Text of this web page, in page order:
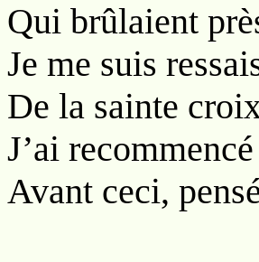
Qui brûlaient
Je me suis
De la sainte
J’ai
Avant ceci,